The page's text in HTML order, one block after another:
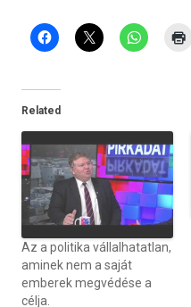
Related
Az a politika vállalhatatlan,
aminek nem a saját
emberek megvédése a
célja.